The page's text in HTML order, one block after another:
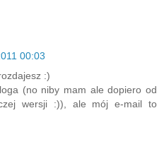
00:03
:)
(no niby mam ale dopiero od
wersji :)), ale mój e-mail to